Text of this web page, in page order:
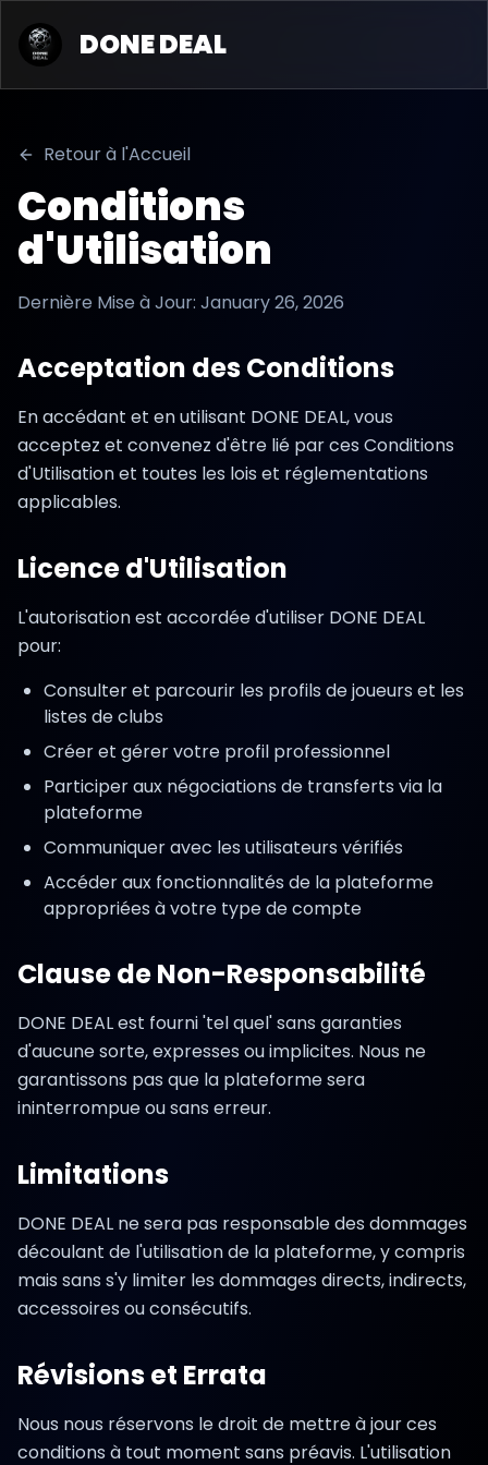
DONE DEAL
Retour à l'Accueil
Conditions
d'Utilisation
Dernière Mise à Jour: January 26, 2026
Acceptation des Conditions
En accédant et en utilisant DONE DEAL, vous
acceptez et convenez d'être lié par ces Conditions
d'Utilisation et toutes les lois et réglementations
applicables.
Licence d'Utilisation
L'autorisation est accordée d'utiliser DONE DEAL
pour:
Consulter et parcourir les profils de joueurs et les
listes de clubs
Créer et gérer votre profil professionnel
Participer aux négociations de transferts via la
plateforme
Communiquer avec les utilisateurs vérifiés
Accéder aux fonctionnalités de la plateforme
appropriées à votre type de compte
Clause de Non-Responsabilité
DONE DEAL est fourni 'tel quel' sans garanties
d'aucune sorte, expresses ou implicites. Nous ne
garantissons pas que la plateforme sera
ininterrompue ou sans erreur.
Limitations
DONE DEAL ne sera pas responsable des dommages
découlant de l'utilisation de la plateforme, y compris
mais sans s'y limiter les dommages directs, indirects,
accessoires ou consécutifs.
Révisions et Errata
Nous nous réservons le droit de mettre à jour ces
conditions à tout moment sans préavis. L'utilisation